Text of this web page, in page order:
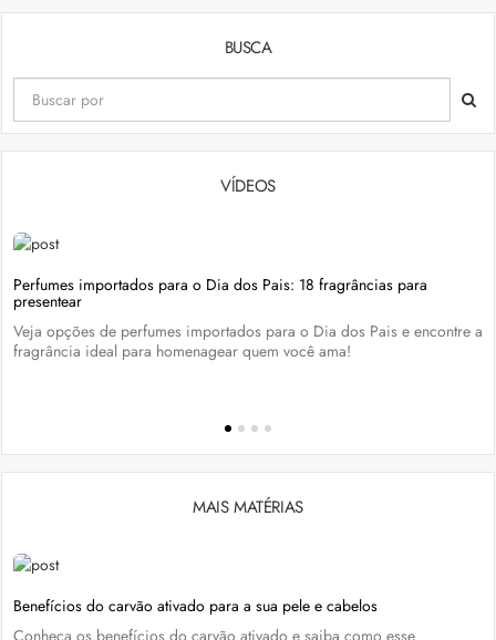
BUSCA
VÍDEOS
Perfumes importados para o Dia dos Pais: 18 fragrâncias para
presentear
Veja opções de perfumes importados para o Dia dos Pais e encontre a
fragrância ideal para homenagear quem você ama!
MAIS MATÉRIAS
Benefícios do carvão ativado para a sua pele e cabelos
Conheça os benefícios do carvão ativado e saiba como esse